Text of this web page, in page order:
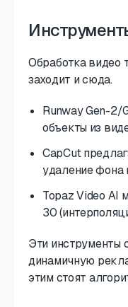
Обработка видео
заходит и сюда.
Runway Gen-2/
объекты из
CapCut
удаление фона
Topaz Video AI
30
Эти инструменты
динамичную
этим стоят